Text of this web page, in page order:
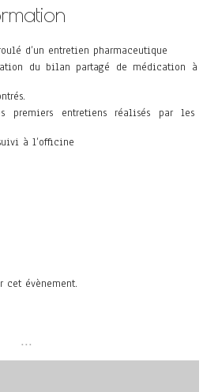
d’un entretien pharmaceutique
du bilan partagé de médication à
premiers entretiens réalisés par les
à l’officine
cet évènement.
...